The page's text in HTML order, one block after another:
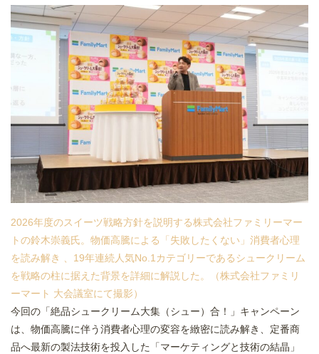
2026年度のスイーツ戦略方針を説明する株式会社ファミリーマー
トの鈴木崇義氏。物価高騰による「失敗したくない」消費者心理
を読み解き 、19年連続人気No.1カテゴリーであるシュークリーム
を戦略の柱に据えた背景を詳細に解説した。（株式会社ファミリ
ーマート 大会議室にて撮影）
今回の「絶品シュークリーム大集（シュー）合！」キャンペーン
は、物価高騰に伴う消費者心理の変容を緻密に読み解き、定番商
品へ最新の製法技術を投入した「マーケティングと技術の結晶」